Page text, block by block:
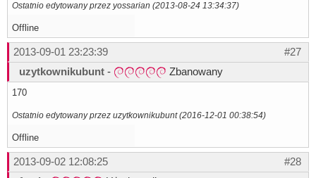
Ostatnio edytowany przez yossarian (2013-08-24 13:34:37)
Offline
#27
2013-09-01 23:23:39
uzytkownikubunt - Zbanowany
170
Ostatnio edytowany przez uzytkownikubunt (2016-12-01 00:38:54)
Offline
#28
2013-09-02 12:08:25